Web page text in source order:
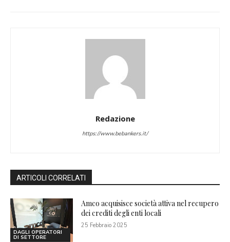
Redazione
https://www.bebankers.it/
ARTICOLI CORRELATI
DAGLI OPERATORI
DI SETTORE
Amco acquisisce società attiva nel recupero
dei crediti degli enti locali
25 Febbraio 2025